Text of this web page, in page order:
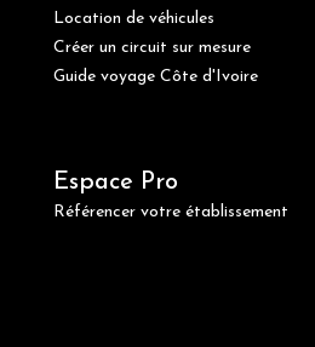
Location de véhicules
Créer un circuit sur mesure
Guide voyage Côte d'Ivoire
Espace Pro
Référencer votre établissement